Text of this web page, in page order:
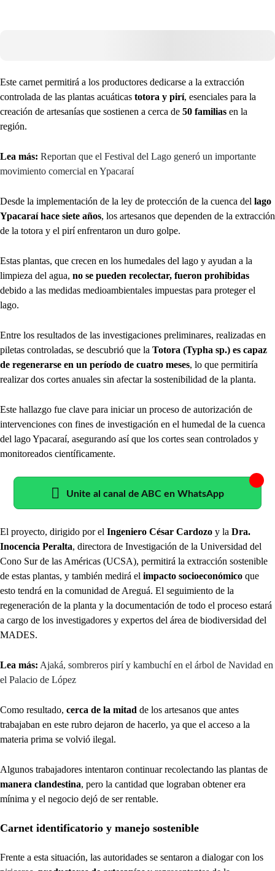
Este carnet permitirá a los productores dedicarse a la extracción
controlada de las plantas acuáticas totora y pirí, esenciales para la
creación de artesanías que sostienen a cerca de 50 familias en la
región.
Lea más: Reportan que el Festival del Lago generó un importante
movimiento comercial en Ypacaraí
Desde la implementación de la ley de protección de la cuenca del lago
Ypacaraí hace siete años, los artesanos que dependen de la extracción
de la totora y el pirí enfrentaron un duro golpe.
Estas plantas, que crecen en los humedales del lago y ayudan a la
limpieza del agua, no se pueden recolectar, fueron prohibidas
debido a las medidas medioambientales impuestas para proteger el
lago.
Entre los resultados de las investigaciones preliminares, realizadas en
piletas controladas, se descubrió que la Totora (Typha sp.) es capaz
de regenerarse en un período de cuatro meses, lo que permitiría
realizar dos cortes anuales sin afectar la sostenibilidad de la planta.
Este hallazgo fue clave para iniciar un proceso de autorización de
intervenciones con fines de investigación en el humedal de la cuenca
del lago Ypacaraí, asegurando así que los cortes sean controlados y
monitoreados científicamente.
Unite al canal de ABC en WhatsApp
El proyecto, dirigido por el Ingeniero César Cardozo y la Dra.
Inocencia Peralta, directora de Investigación de la Universidad del
Cono Sur de las Américas (UCSA), permitirá la extracción sostenible
de estas plantas, y también medirá el impacto socioeconómico que
esto tendrá en la comunidad de Areguá. El seguimiento de la
regeneración de la planta y la documentación de todo el proceso estará
a cargo de los investigadores y expertos del área de biodiversidad del
MADES.
Lea más: Ajaká, sombreros pirí y kambuchí en el árbol de Navidad en
el Palacio de López
Como resultado, cerca de la mitad de los artesanos que antes
trabajaban en este rubro dejaron de hacerlo, ya que el acceso a la
materia prima se volvió ilegal.
Algunos trabajadores intentaron continuar recolectando las plantas de
manera clandestina, pero la cantidad que lograban obtener era
mínima y el negocio dejó de ser rentable.
Carnet identificatorio y manejo sostenible
Frente a esta situación, las autoridades se sentaron a dialogar con los